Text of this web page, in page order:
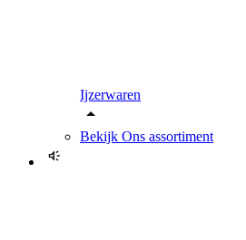
Ijzerwaren
Bekijk Ons assortiment